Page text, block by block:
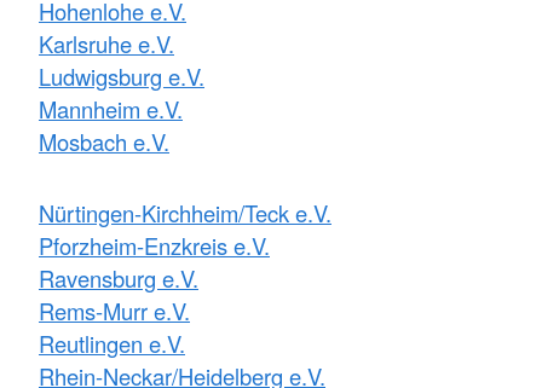
Hohenlohe e.V.
Karlsruhe e.V.
Ludwigsburg e.V.
Mannheim e.V.
Mosbach e.V.
Nürtingen-Kirchheim/Teck e.V.
Pforzheim-Enzkreis e.V.
Ravensburg e.V.
Rems-Murr e.V.
Reutlingen e.V.
Rhein-Neckar/Heidelberg e.V.